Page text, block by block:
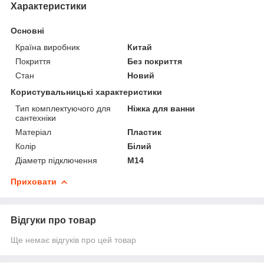
Характеристики
Основні
Країна виробник
Китай
Покриття
Без покриття
Стан
Новий
Користувальницькі характеристики
Тип комплектуючого для
сантехніки
Ніжка для ванни
Матеріал
Пластик
Колір
Білий
Діаметр підключення
М14
Приховати
Відгуки про товар
Ще немає відгуків про цей товар